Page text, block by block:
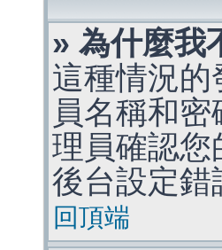
» 為什麼我
這種情況
員名稱和
理員確認您
後台設定錯
回頂端